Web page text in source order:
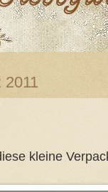
2011
kleine